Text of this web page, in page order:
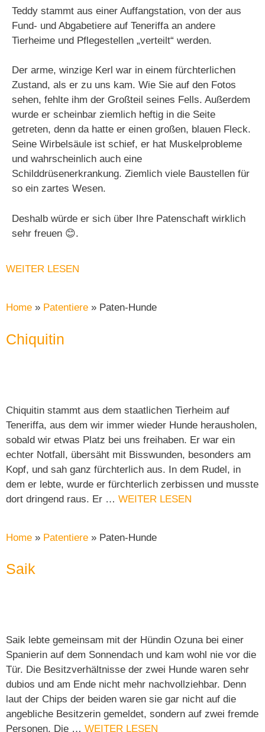
Teddy stammt aus einer Auffangstation, von der aus
Fund- und Abgabetiere auf Teneriffa an andere
Tierheime und Pflegestellen „verteilt“ werden.
Der arme, winzige Kerl war in einem fürchterlichen
Zustand, als er zu uns kam. Wie Sie auf den Fotos
sehen, fehlte ihm der Großteil seines Fells. Außerdem
wurde er scheinbar ziemlich heftig in die Seite
getreten, denn da hatte er einen großen, blauen Fleck.
Seine Wirbelsäule ist schief, er hat Muskelprobleme
und wahrscheinlich auch eine
Schilddrüsenerkrankung. Ziemlich viele Baustellen für
so ein zartes Wesen.
Deshalb würde er sich über Ihre Patenschaft wirklich
sehr freuen 😊.
WEITER LESEN
Home » Patentiere » Paten-Hunde
Chiquitin
Chiquitin stammt aus dem staatlichen Tierheim auf
Teneriffa, aus dem wir immer wieder Hunde herausholen,
sobald wir etwas Platz bei uns freihaben. Er war ein
echter Notfall, übersäht mit Bisswunden, besonders am
Kopf, und sah ganz fürchterlich aus. In dem Rudel, in
dem er lebte, wurde er fürchterlich zerbissen und musste
dort dringend raus. Er … WEITER LESEN
Home » Patentiere » Paten-Hunde
Saik
Saik lebte gemeinsam mit der Hündin Ozuna bei einer
Spanierin auf dem Sonnendach und kam wohl nie vor die
Tür. Die Besitzverhältnisse der zwei Hunde waren sehr
dubios und am Ende nicht mehr nachvollziehbar. Denn
laut der Chips der beiden waren sie gar nicht auf die
angebliche Besitzerin gemeldet, sondern auf zwei fremde
Personen. Die … WEITER LESEN